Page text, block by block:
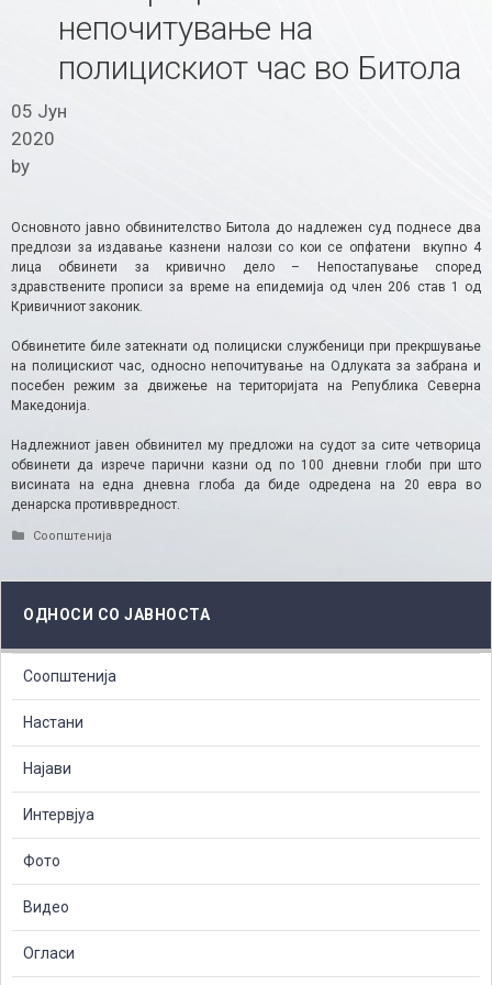
непочитување на
полицискиот час во Битола
05 Јун
2020
by
Основното јавно обвинителство Битола до надлежен суд поднесе два
предлози за издавање казнени налози со кои се опфатени вкупно 4
лица обвинети за кривично дело – Непостапување според
здравствените прописи за време на епидемија од член 206 став 1 од
Кривичниот законик.
Обвинетите биле затекнати од полициски службеници при прекршување
на полицискиот час, односно непочитување на Одлуката за забрана и
посебен режим за движење на територијата на Република Северна
Македонија.
Надлежниот јавен обвинител му предложи на судот за сите четворица
обвинети да изрече парични казни од по 100 дневни глоби при што
висината на една дневна глоба да биде одредена на 20 евра во
денарска противвредност.
Categories
Соопштенија
ОДНОСИ СО ЈАВНОСТА
Соопштенија
Настани
Најави
Интервјуа
Фото
Видео
Огласи